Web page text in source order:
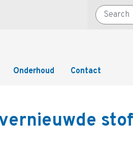
Search
Onderhoud Contact